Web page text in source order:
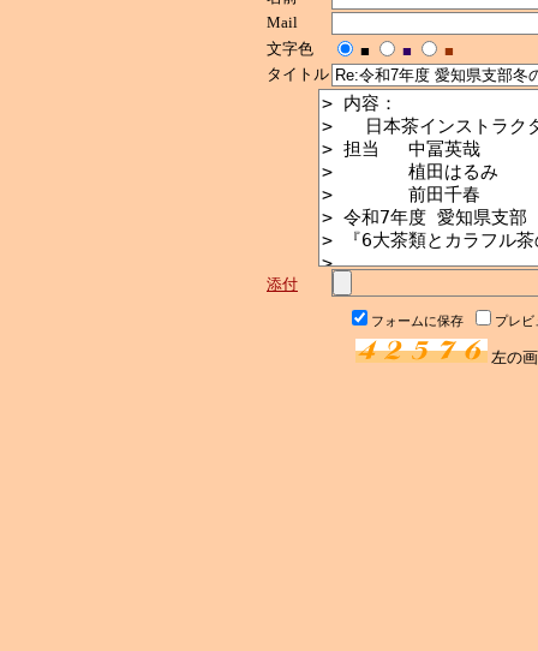
Mail
文字色
■ ■
■
タイトル
添付
フォームに保存 プレビ
左の